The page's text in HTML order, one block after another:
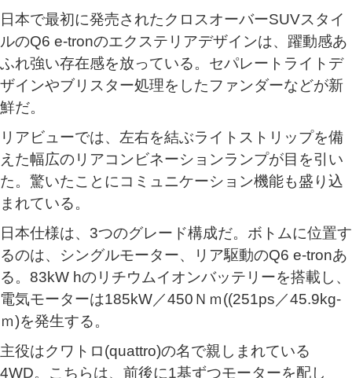
日本で最初に発売されたクロスオーバーSUVスタイ
ルのQ6 e-tronのエクステリアデザインは、躍動感あ
ふれ強い存在感を放っている。セパレートライトデ
ザインやブリスター処理をしたファンダーなどが新
鮮だ。
リアビューでは、左右を結ぶライトストリップを備
えた幅広のリアコンビネーションランプが目を引い
た。驚いたことにコミュニケーション機能も盛り込
まれている。
日本仕様は、3つのグレード構成だ。ボトムに位置す
るのは、シングルモーター、リア駆動のQ6 e-tronあ
る。83kW hのリチウムイオンバッテリーを搭載し、
電気モーターは185kW／450Ｎｍ((251ps／45.9kg-
ｍ)を発生する。
主役はクワトロ(quattro)の名で親しまれている
4WD。こちらは、前後に1基ずつモーターを配し